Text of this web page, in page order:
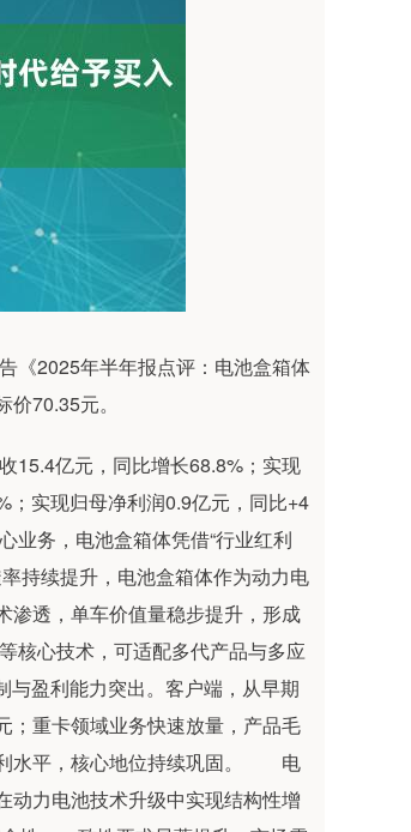
《2025年半年报点评：电池盒箱体
70.35元。
亿元，同比增长68.8%；实现
；实现归母净利润0.9亿元，同比+4
务，电池盒箱体凭借“行业红利
持续提升，电池盒箱体作为动力电
渗透，单车价值量稳步提升，形成
核心技术，可适配多代产品与多应
与盈利能力突出。客户端，从早期
；重卡领域业务快速放量，产品毛
利水平，核心地位持续巩固。 电
动力电池技术升级中实现结构性增